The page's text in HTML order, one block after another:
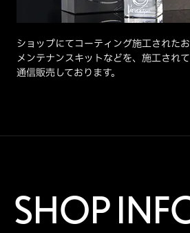
ショップにてコーティング施工された
メンテナンスキットなどを、施工され
通信販売しております。
SHOP